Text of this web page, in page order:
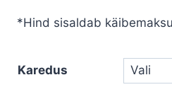
*Hind sisaldab
Karedus